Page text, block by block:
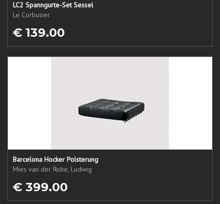
LC2 Spanngurte-Set Sessel
Le Corbusier
€ 139.00
Barcelona Hocker Polsterung
Mies van der Rohe, Ludwig
€ 399.00